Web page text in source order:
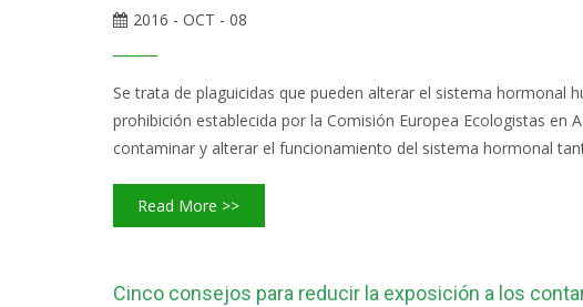
2016 - OCT - 08
Se trata de plaguicidas que pueden alterar el sistema hormonal
prohibición establecida por la Comisión Europea Ecologistas en
contaminar y alterar el funcionamiento del sistema hormonal
Read More >>
Cinco consejos para reducir la exposición a los